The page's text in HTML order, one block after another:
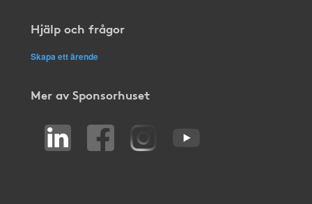
Hjälp och frågor
Skapa ett ärende
Mer av Sponsorhuset